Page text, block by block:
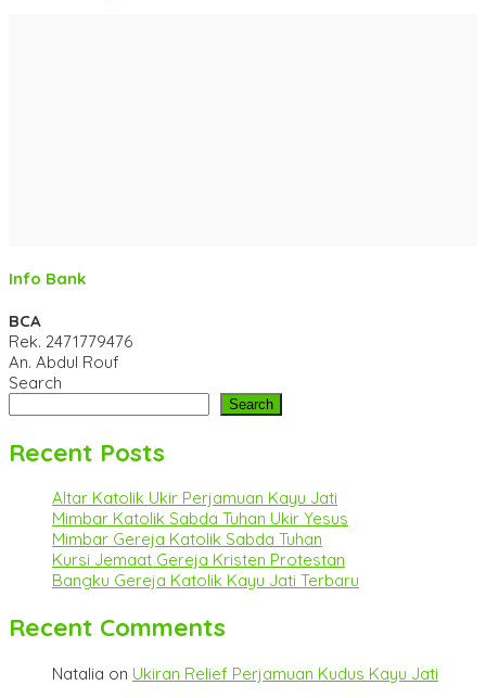
Info Bank
BCA
Rek. 2471779476
An. Abdul Rouf
Search
Search
Recent Posts
Altar Katolik Ukir Perjamuan Kayu Jati
Mimbar Katolik Sabda Tuhan Ukir Yesus
Mimbar Gereja Katolik Sabda Tuhan
Kursi Jemaat Gereja Kristen Protestan
Bangku Gereja Katolik Kayu Jati Terbaru
Recent Comments
Natalia on Ukiran Relief Perjamuan Kudus Kayu Jati